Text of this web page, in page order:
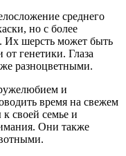
среднего
но с более
шерсть может быть
генетики. Глаза
разноцветными.
и
время на свежем
своей семье и
Они также